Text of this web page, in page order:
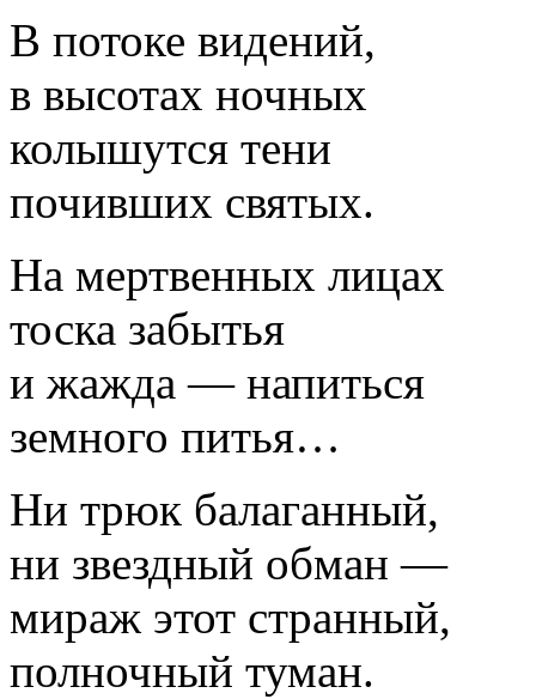
В потоке видений,
в высотах ночных
колышутся тени
почивших святых.
На мертвенных лицах
тоска забытья
и жажда — напиться
земного питья…
Ни трюк балаганный,
ни звездный обман —
мираж этот странный,
полночный туман.